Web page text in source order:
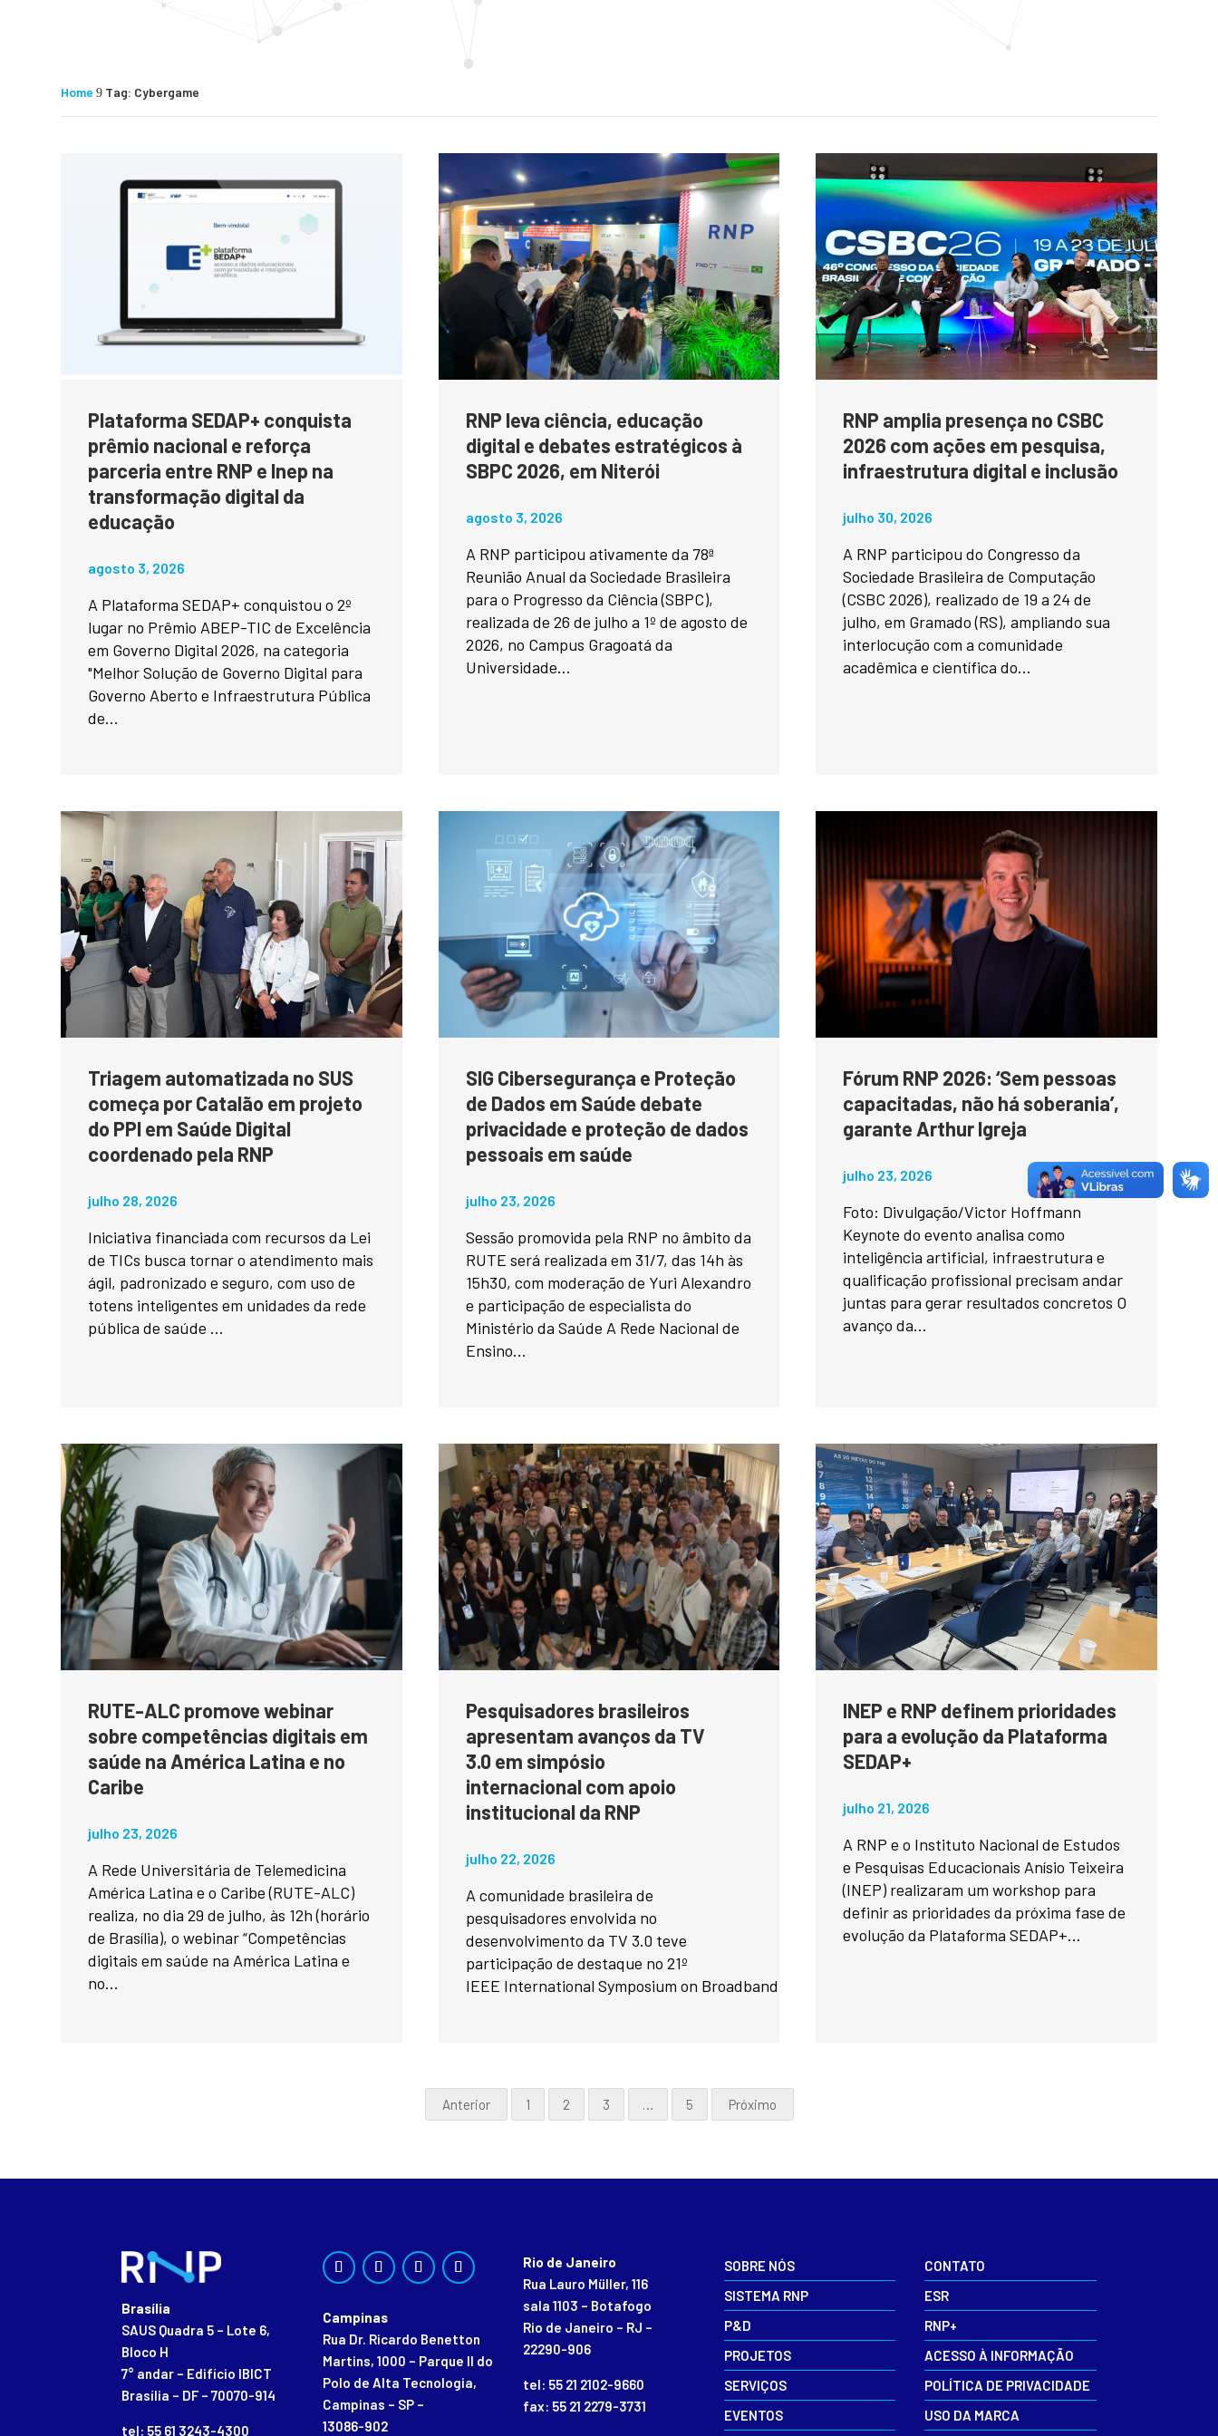
Home 9 Tag: Cybergame
Plataforma SEDAP+ conquista
prêmio nacional e reforça
parceria entre RNP e Inep na
transformação digital da
educação
agosto 3, 2026
A Plataforma SEDAP+ conquistou o 2º
lugar no Prêmio ABEP-TIC de Excelência
em Governo Digital 2026, na categoria
"Melhor Solução de Governo Digital para
Governo Aberto e Infraestrutura Pública
de...
RNP leva ciência, educação
digital e debates estratégicos à
SBPC 2026, em Niterói
agosto 3, 2026
A RNP participou ativamente da 78ª
Reunião Anual da Sociedade Brasileira
para o Progresso da Ciência (SBPC),
realizada de 26 de julho a 1º de agosto de
2026, no Campus Gragoatá da
Universidade...
RNP amplia presença no CSBC
2026 com ações em pesquisa,
infraestrutura digital e inclusão
julho 30, 2026
A RNP participou do Congresso da
Sociedade Brasileira de Computação
(CSBC 2026), realizado de 19 a 24 de
julho, em Gramado (RS), ampliando sua
interlocução com a comunidade
acadêmica e científica do...
Triagem automatizada no SUS
começa por Catalão em projeto
do PPI em Saúde Digital
coordenado pela RNP
julho 28, 2026
Iniciativa financiada com recursos da Lei
de TICs busca tornar o atendimento mais
ágil, padronizado e seguro, com uso de
totens inteligentes em unidades da rede
pública de saúde ...
SIG Cibersegurança e Proteção
de Dados em Saúde debate
privacidade e proteção de dados
pessoais em saúde
julho 23, 2026
Sessão promovida pela RNP no âmbito da
RUTE será realizada em 31/7, das 14h às
15h30, com moderação de Yuri Alexandro
e participação de especialista do
Ministério da Saúde A Rede Nacional de
Ensino...
Fórum RNP 2026: ‘Sem pessoas
capacitadas, não há soberania’,
garante Arthur Igreja
julho 23, 2026
Foto: Divulgação/Victor Hoffmann
Keynote do evento analisa como
inteligência artificial, infraestrutura e
qualificação profissional precisam andar
juntas para gerar resultados concretos O
avanço da...
RUTE-ALC promove webinar
sobre competências digitais em
saúde na América Latina e no
Caribe
julho 23, 2026
A Rede Universitária de Telemedicina
América Latina e o Caribe (RUTE-ALC)
realiza, no dia 29 de julho, às 12h (horário
de Brasília), o webinar “Competências
digitais em saúde na América Latina e
no...
Pesquisadores brasileiros
apresentam avanços da TV
3.0 em simpósio
internacional com apoio
institucional da RNP
julho 22, 2026
A comunidade brasileira de
pesquisadores envolvida no
desenvolvimento da TV 3.0 teve
participação de destaque no 21º
IEEE International Symposium on Broadband Multimedia Systems and Broadcasting...
INEP e RNP definem prioridades
para a evolução da Plataforma
SEDAP+
julho 21, 2026
A RNP e o Instituto Nacional de Estudos
e Pesquisas Educacionais Anísio Teixeira
(INEP) realizaram um workshop para
definir as prioridades da próxima fase de
evolução da Plataforma SEDAP+...
Anterior 1 2 3 … 5 Próximo
Brasília
SAUS Quadra 5 – Lote 6,
Bloco H
7° andar – Edifício IBICT
Brasília – DF – 70070-914
tel: 55 61 3243-4300
Campinas
Rua Dr. Ricardo Benetton
Martins, 1000 – Parque II do
Polo de Alta Tecnologia,
Campinas – SP –
13086-902
Rio de Janeiro
Rua Lauro Müller, 116
sala 1103 – Botafogo
Rio de Janeiro – RJ –
22290-906
tel: 55 21 2102-9660
fax: 55 21 2279-3731
SOBRE NÓS
SISTEMA RNP
P&D
PROJETOS
SERVIÇOS
EVENTOS
CONTATO
ESR
RNP+
ACESSO À INFORMAÇÃO
POLÍTICA DE PRIVACIDADE
USO DA MARCA